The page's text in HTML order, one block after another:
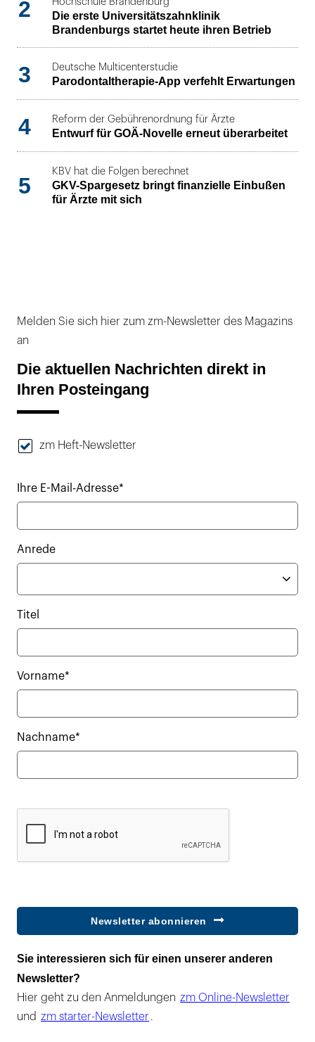
2
Die erste Universitätszahnklinik
Brandenburgs startet heute ihren Betrieb
3 Deutsche Multicenterstudie
Parodontaltherapie-App verfehlt Erwartungen
4 Reform der Gebührenordnung für Ärzte
Entwurf für GOÄ-Novelle erneut überarbeitet
5
KBV hat die Folgen berechnet
GKV-Spargesetz bringt finanzielle Einbußen
für Ärzte mit sich
Melden Sie sich hier zum zm-Newsletter des Magazins
an
Die aktuellen Nachrichten direkt in
Ihren Posteingang
zm Heft-Newsletter
Ihre E-Mail-Adresse*
Anrede
Titel
Vorname*
Nachname*
Newsletter abonnieren
Sie interessieren sich für einen unserer anderen
Newsletter?
Hier geht zu den Anmeldungen zm Online-Newsletter
und zm starter-Newsletter .